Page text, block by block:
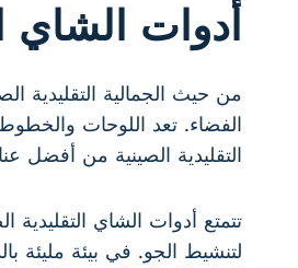
أدوات الشاي
من حيث الجمالية التقليدية
الفضاء. تعد اللوحات والخطوط
التقليدية الصينية من أفضل
تتمتع أدوات الشاي
لتنشيط الجو. في بيئة مليئة